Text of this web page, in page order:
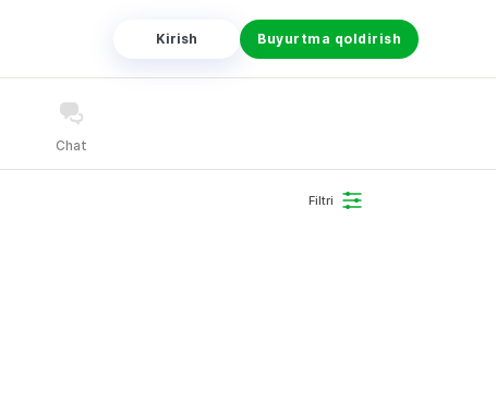
Kirish Buyurtma qoldirish
Chat
Filtri